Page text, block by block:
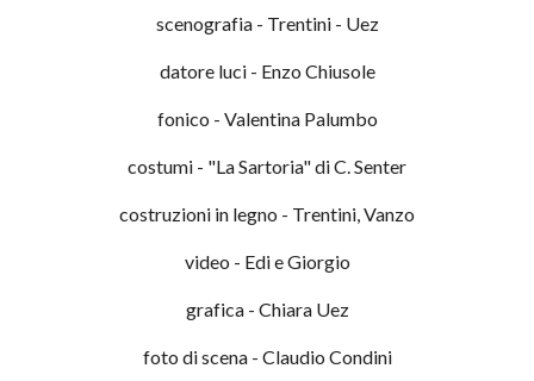
scenografia - Trentini - Uez
datore luci - Enzo Chiusole
fonico - Valentina Palumbo
costumi - "La Sartoria" di C. Senter
costruzioni in legno - Trentini, Vanzo
video - Edi e Giorgio
grafica - Chiara Uez
foto di scena - Claudio Condini